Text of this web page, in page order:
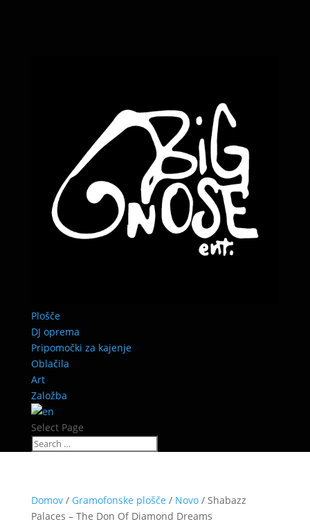
Plošče
DJ oprema
Pripomočki za kajenje
Oblačila
Art
Založba
Select Page
Domov/ Gramofonske plošče / Novo/ Shabazz
Palaces ‎– The Don Of Diamond Dreams